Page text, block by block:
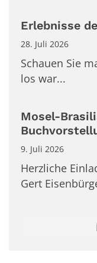
Erlebnisse
28. Juli 2026
Schauen Sie
los war...
Mosel-
9. Juli 2026
Herzliche
Gert